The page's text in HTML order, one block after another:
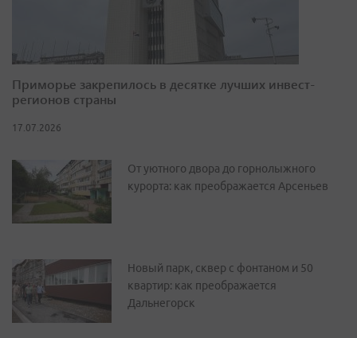
Приморье закрепилось в десятке лучших инвест-
регионов страны
17.07.2026
От уютного двора до горнолыжного
курорта: как преображается Арсеньев
Новый парк, сквер с фонтаном и 50
квартир: как преображается
Дальнегорск